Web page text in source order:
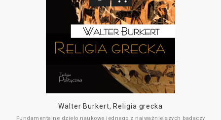
__________________________
DOFINANSOWANO ZE ŚRODKÓW MINISTRA KULTURY I DZIEDZICTWA
NARODOWEGO POCHODZĄCYCH Z FUNDUSZU PROMOCJI KULTURY -
PAŃSTWOWEGO FUNDUSZU CELOWEGO
Walter Burkert, Religia grecka
Fundamentalne dzieło naukowe jednego z najważniejszych badaczy